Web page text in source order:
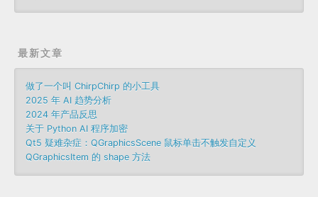
最新文章
做了一个叫 ChirpChirp 的小工具
2025 年 AI 趋势分析
2024 年产品反思
关于 Python AI 程序加密
Qt5 疑难杂症：QGraphicsScene 鼠标单击不触发自定义
QGraphicsItem 的 shape 方法